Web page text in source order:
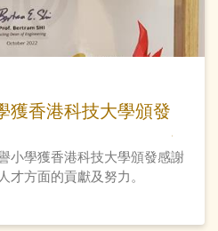
獲香港科技大學頒發
小學獲香港科技大學頒發感謝
才方面的貢獻及努力。